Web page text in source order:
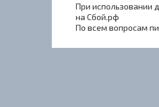
При использовании
на Сбой.рф
По всем вопросам